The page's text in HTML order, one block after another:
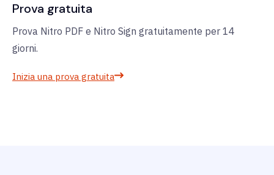
Prova gratuita
Prova Nitro PDF e Nitro Sign gratuitamente per 14
giorni.
Inizia una prova gratuita